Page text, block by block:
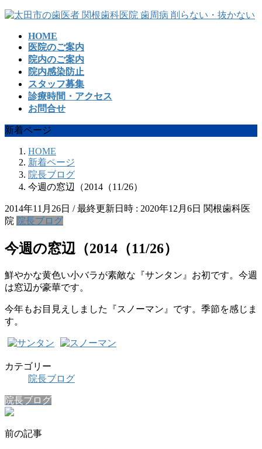
コ
プ
ナ
動
HOME
医院のご案内
院内のご案内
院内感染防止
スタッフ募集
診療時間・アクセス
お問合せ
新着ページ
HOME
新着ページ
院長ブログ
今週の窓辺（2014（11/26）
2014年11月26日 / 最終更新日時 : 2020年12月6日 関根歯科医
院 院長ブログ
今週の窓辺（2014（11/26）
鮮やかな黄色い小バラが素敵な『サンタン』お初です。今週
は窓辺が豪華です。
今年もお目見えしました『スノーマン』です。季節を感じま
す。
カテゴリー
院長ブログ
院長ブログ
前の記事